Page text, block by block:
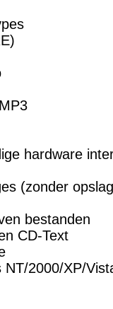
hardware
(zonder
bestanden
CD-Text
2000/XP/